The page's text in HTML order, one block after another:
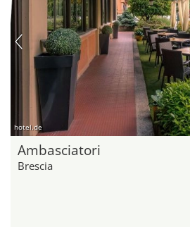
hotel.de
Ambasciatori
Brescia